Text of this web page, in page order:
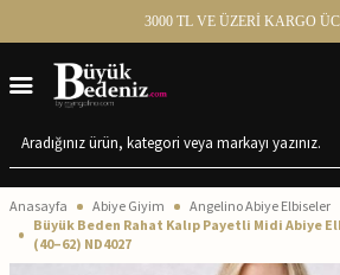
3000 TL VE ÜZERİ KARGO
Anasayfa Abiye Giyim
Angelino Abiye Elbiseler
Büyük Beden Rahat Kalıp Payetli Midi Abiye
(40–62) ND4027